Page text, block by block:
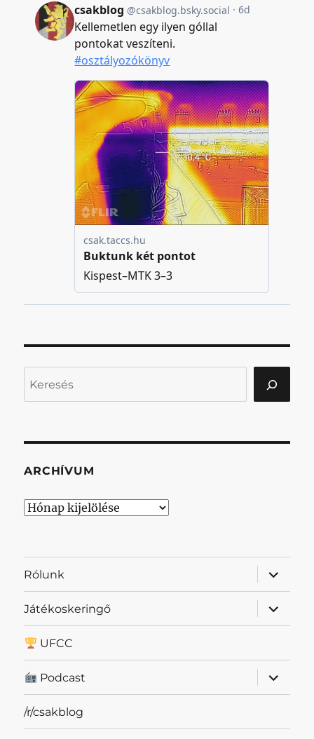
ARCHÍVUM
Archívum
Rólunk
almenü
Játékoskeringő
almenü
UFCC
Podcast
almenü
/r/csakblog